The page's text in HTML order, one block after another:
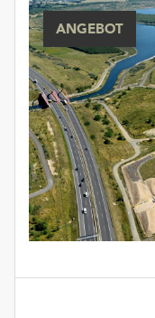
ANGEBOT